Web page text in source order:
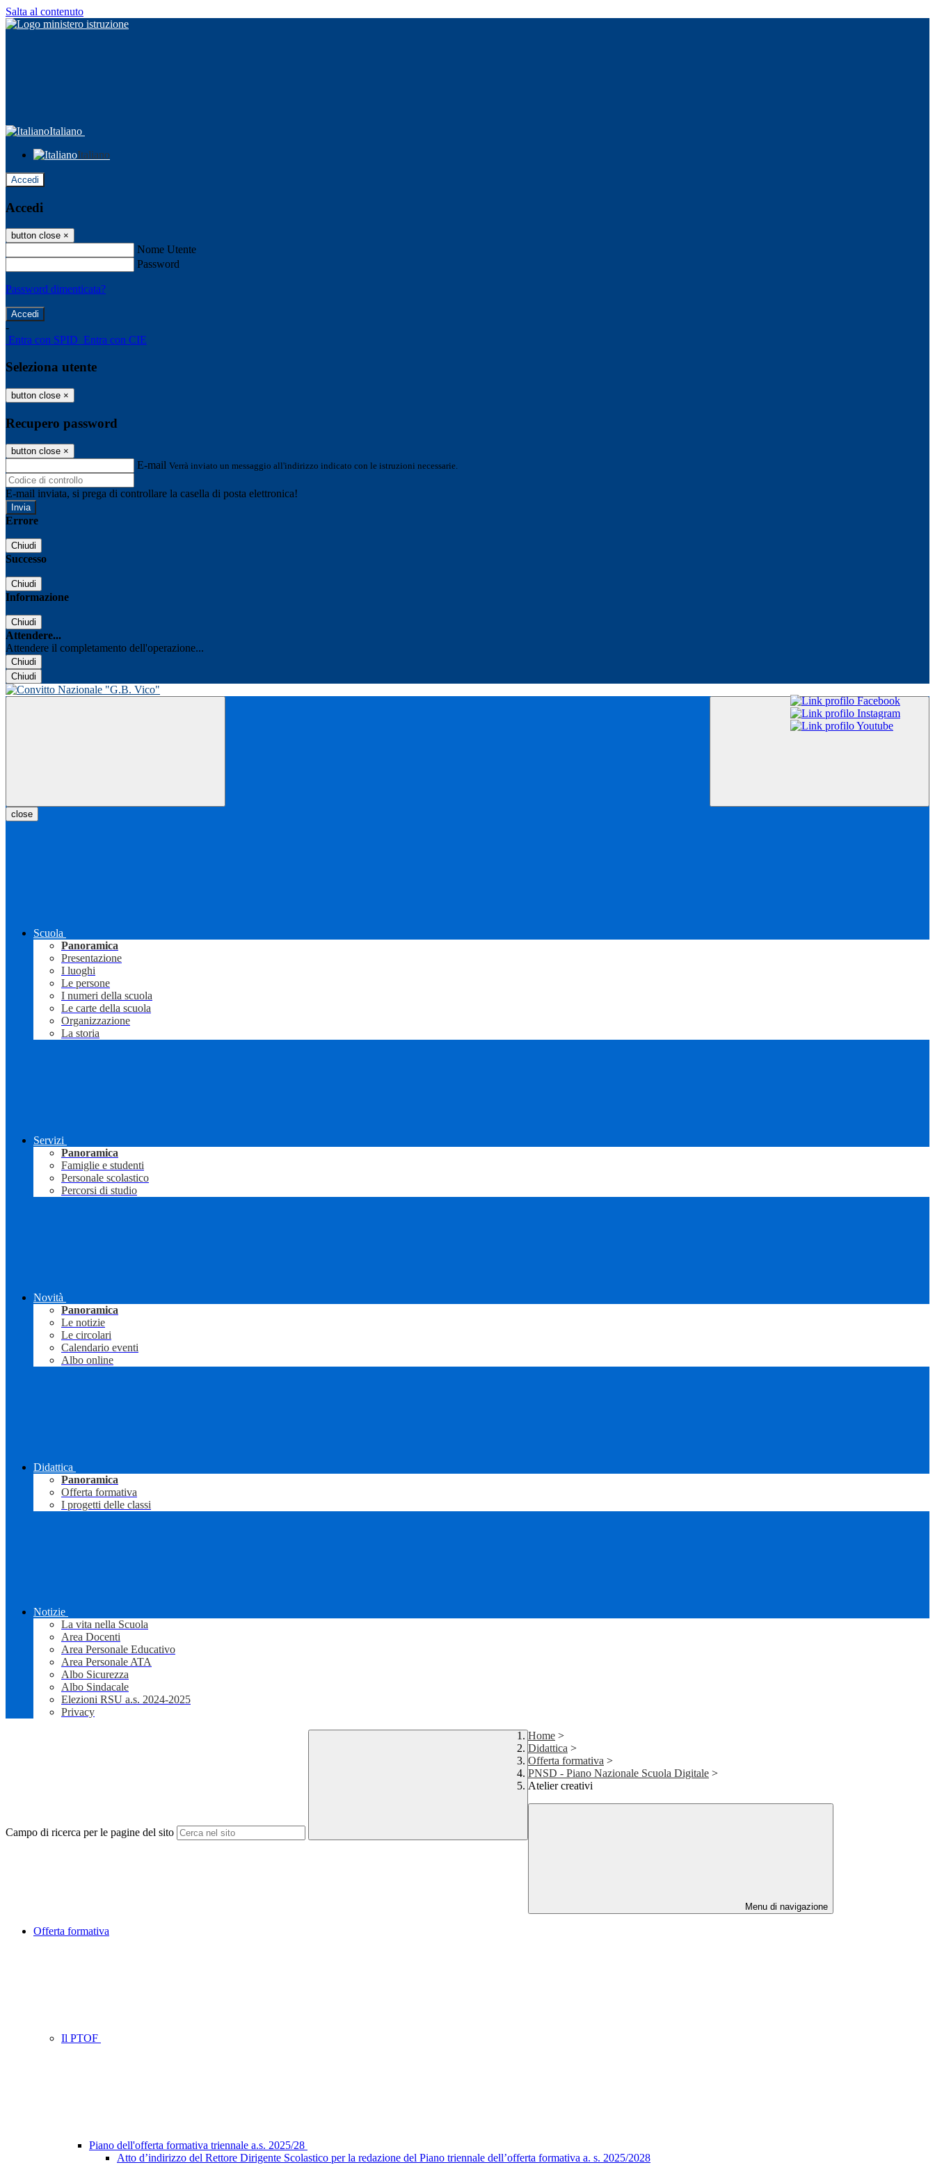
Salta al contenuto
Italiano
Italiano
Accedi
Accedi
button close ×
Nome Utente
Password
Password dimenticata?
-
Entra con SPID Entra con CIE
Seleziona utente
button close ×
Recupero password
button close ×
E-mail Verrà inviato un messaggio all'indirizzo indicato con le istruzioni necessarie.
E-mail inviata, si prega di controllare la casella di posta elettronica!
Errore
Chiudi
Successo
Chiudi
Informazione
Chiudi
Attendere...
Attendere il completamento dell'operazione...
Chiudi
Chiudi
close
Scuola
Panoramica
Presentazione
I luoghi
Le persone
I numeri della scuola
Le carte della scuola
Organizzazione
La storia
Servizi
Panoramica
Famiglie e studenti
Personale scolastico
Percorsi di studio
Novità
Panoramica
Le notizie
Le circolari
Calendario eventi
Albo online
Didattica
Panoramica
Offerta formativa
I progetti delle classi
Notizie
La vita nella Scuola
Area Docenti
Area Personale Educativo
Area Personale ATA
Albo Sicurezza
Albo Sindacale
Elezioni RSU a.s. 2024-2025
Privacy
Campo di ricerca per le pagine del sito
Home >
Didattica >
Offerta formativa >
PNSD - Piano Nazionale Scuola Digitale >
Atelier creativi
Menu di navigazione
Offerta formativa
Il PTOF
Piano dell'offerta formativa triennale a.s. 2025/28
Atto d’indirizzo del Rettore Dirigente Scolastico per la redazione del Piano triennale dell’offerta formativa a. s. 2025/2028